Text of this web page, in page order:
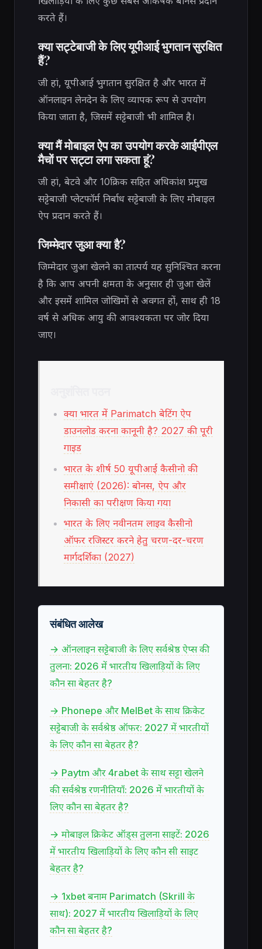
करते हैं।
क्या सट्टेबाजी के लिए यूपीआई भुगतान सुरक्षित
हैं?
जी हां, यूपीआई भुगतान सुरक्षित है और भारत में
ऑनलाइन लेनदेन के लिए व्यापक रूप से उपयोग
किया जाता है, जिसमें सट्टेबाजी भी शामिल है।
क्या मैं मोबाइल ऐप का उपयोग करके आईपीएल
मैचों पर सट्टा लगा सकता हूं?
जी हां, बेटवे और 10क्रिक सहित अधिकांश प्रमुख
सट्टेबाजी प्लेटफॉर्म निर्बाध सट्टेबाजी के लिए मोबाइल
ऐप प्रदान करते हैं।
जिम्मेदार जुआ क्या है?
जिम्मेदार जुआ खेलने का तात्पर्य यह सुनिश्चित करना
है कि आप अपनी क्षमता के अनुसार ही जुआ खेलें
और इसमें शामिल जोखिमों से अवगत हों, साथ ही 18
वर्ष से अधिक आयु की आवश्यकता पर जोर दिया
जाए।
क्या भारत में Parimatch बेटिंग ऐप
डाउनलोड करना कानूनी है? 2027 की पूरी
गाइड
भारत के शीर्ष 50 यूपीआई कैसीनो की
समीक्षाएं (2026): बोनस, ऐप और
निकासी का परीक्षण किया गया
भारत के लिए नवीनतम लाइव कैसीनो
ऑफर रजिस्टर करने हेतु चरण-दर-चरण
मार्गदर्शिका (2027)
संबंधित आलेख
→ ऑनलाइन सट्टेबाजी के लिए सर्वश्रेष्ठ ऐप्स की
तुलना: 2026 में भारतीय खिलाड़ियों के लिए
कौन सा बेहतर है?
→ Phonepe और MelBet के साथ क्रिकेट
सट्टेबाजी के सर्वश्रेष्ठ ऑफर: 2027 में भारतीयों
के लिए कौन सा बेहतर है?
→ Paytm और 4rabet के साथ सट्टा खेलने
की सर्वश्रेष्ठ रणनीतियाँ: 2026 में भारतीयों के
लिए कौन सा बेहतर है?
→ मोबाइल क्रिकेट ऑड्स तुलना साइटें: 2026
में भारतीय खिलाड़ियों के लिए कौन सी साइट
बेहतर है?
→ 1xbet बनाम Parimatch (Skrill के
साथ): 2027 में भारतीय खिलाड़ियों के लिए
कौन सा बेहतर है?